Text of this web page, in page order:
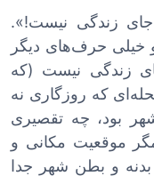
جای زندگی نیست!».
و خیلی حرف‌های دیگر
زندگی نیست (که
که روزگاری نه
بود، چه تقصیری
موقعیت مکانی و
و بطن شهر جدا